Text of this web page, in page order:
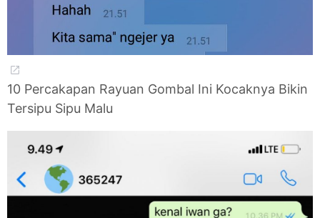
10 Percakapan Rayuan Gombal Ini Kocaknya Bikin
Tersipu Sipu Malu